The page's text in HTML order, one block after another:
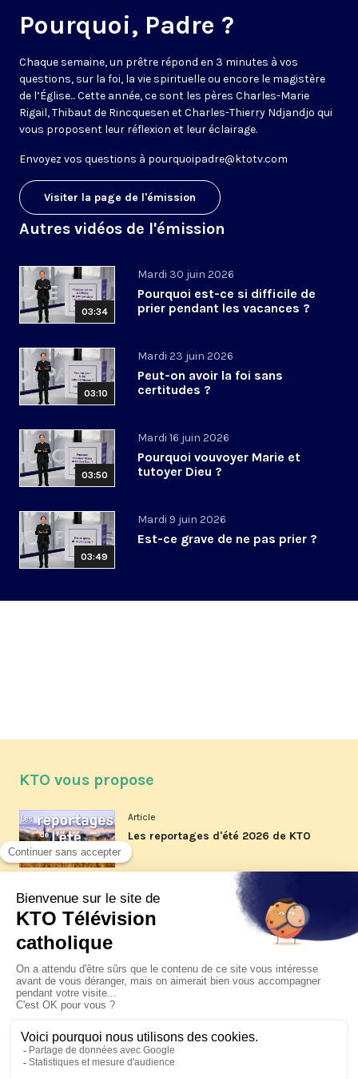
Pourquoi, Padre ?
Chaque semaine, un prêtre répond en 3 minutes à vos
questions, sur la foi, la vie spirituelle ou encore le magistère
de l’Église... Cette année, ce sont les pères Charles-Marie
Rigail, Thibaut de Rincquesen et Charles-Thierry Ndjandjo qui
vous proposent leur réflexion et leur éclairage.
Envoyez vos questions à pourquoipadre@ktotv.com
Visiter la page de l'émission
Autres vidéos de l'émission
03:34
Mardi 30 juin 2026
Pourquoi est-ce si difficile de
prier pendant les vacances ?
03:10
Mardi 23 juin 2026
Peut-on avoir la foi sans
certitudes ?
03:50
Mardi 16 juin 2026
Pourquoi vouvoyer Marie et
tutoyer Dieu ?
03:49
Mardi 9 juin 2026
Est-ce grave de ne pas prier ?
KTO vous propose
Article
Les reportages d'été 2026 de KTO
Article
La visite pastorale du pape Léon
XIV à Assise à suivre sur KTO le
Article
Le pape en Uruguay, Argentine et